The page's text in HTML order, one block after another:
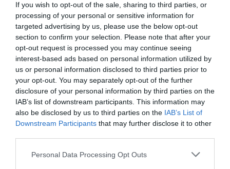
If you wish to opt-out of the sale, sharing to third parties, or
processing of your personal or sensitive information for
targeted advertising by us, please use the below opt-out
section to confirm your selection. Please note that after your
opt-out request is processed you may continue seeing
interest-based ads based on personal information utilized by
us or personal information disclosed to third parties prior to
your opt-out. You may separately opt-out of the further
disclosure of your personal information by third parties on the
IAB’s list of downstream participants. This information may
also be disclosed by us to third parties on the IAB’s List of
Downstream Participants that may further disclose it to other
Personal Data Processing Opt Outs
Οι χρήστες πρέπει να είναι προσεκτικοί με
ευαίσθητα εταιρικά ή προσωπικά δεδομένα που
εισάγουν στα AI, καθώς οι πληροφορίες αυτές
ενδέχεται να χρησιμοποιηθούν για την εκπαίδευση
των μοντέλων. Υπάρχει ρίσκο παραβίασης της
ιδιωτικότητας. Ποτέ δεν πρέπει να εισάγονται
ευαίσθητα, απόρρητα στοιχεία χωρίς επιπλέον
μέτρα ασφαλείας.
Τα μοντέλα AI δεν διαθέτουν ανθρώπινη
κατανόηση ή ενσυναίσθηση. Η επικοινωνία που